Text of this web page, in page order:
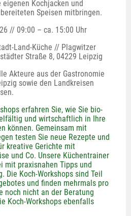
eigenen Kochjacken und
Speisen mitbringen.
// 09:00 – ca. 15:00 Uhr
Land-Küche // Plagwitzer
Straße 8, 04229 Leipzig
Akteure aus der Gastronomie
sowie den Landkreisen
erfahren Sie, wie Sie bio-
und wirtschaftlich in Ihre
können. Gemeinsam mit
testen Sie neue Rezepte und
kreative Gerichte mit
und Co. Unsere Küchentrainer
mit praxisnahen Tipps und
Die Koch-Workshops sind Teil
und finden mehrmals pro
noch nicht an der Beratung
Koch-Workshops ebenfalls